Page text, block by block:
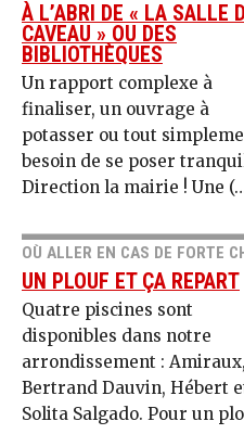
À L’ABRI DE « LA SALLE
CAVEAU » OU DES
BIBLIOTHÈQUES
Un rapport complexe à
finaliser, un ouvrage à
potasser ou tout
besoin de se poser
Direction la mairie ! Une
OÙ ALLER EN CAS DE FORTE
UN PLOUF ET ÇA REPART
Quatre piscines sont
disponibles dans notre
arrondissement : Amiraux,
Bertrand Dauvin, Hébert
Solita Salgado. Pour un